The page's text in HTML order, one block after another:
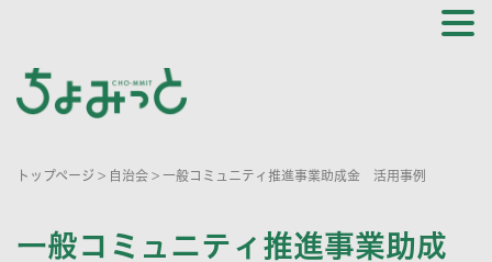
トップページ > 自治会 > 一般コミュニティ推進事業助成金 活用事例
一般コミュニティ推進事業助成